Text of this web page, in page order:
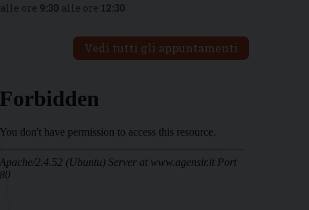
ore 9:30 alle ore 12:30
Vedi tutti gli appuntamenti